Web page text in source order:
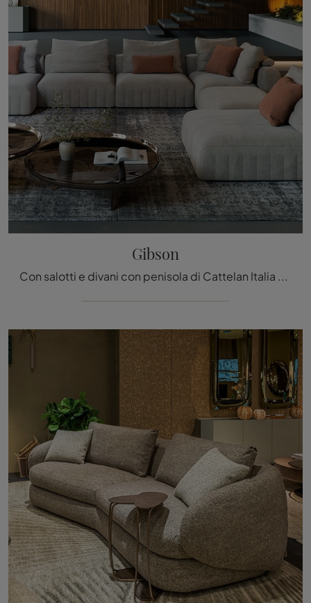
Gibson
Con salotti e divani con penisola di Cattelan Italia come il modello Gibson in tessuto, potrai completare il tuo progetto d'arredo.